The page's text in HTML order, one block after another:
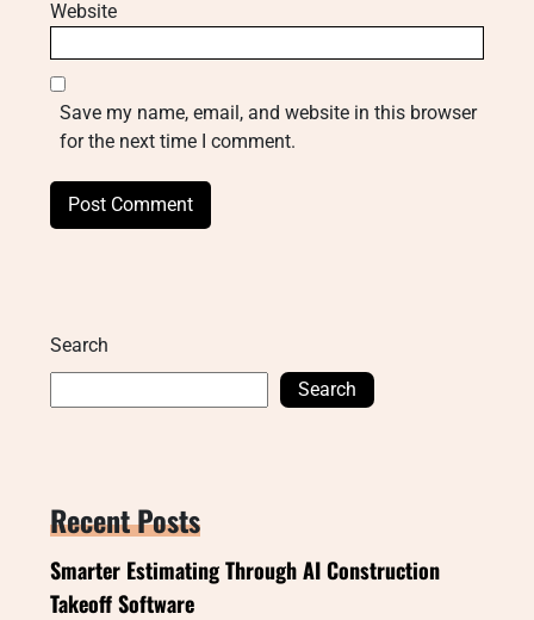
Website
Save my name, email, and website in this browser
for the next time I comment.
Search
Search
Recent Posts
Smarter Estimating Through AI Construction
Takeoff Software